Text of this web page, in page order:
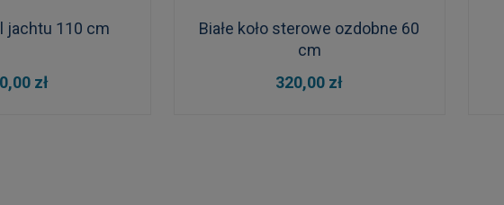
jachtu 110 cm
zł
Białe koło sterowe ozdobne 60
cm
320,00 zł
DO KOSZYKA